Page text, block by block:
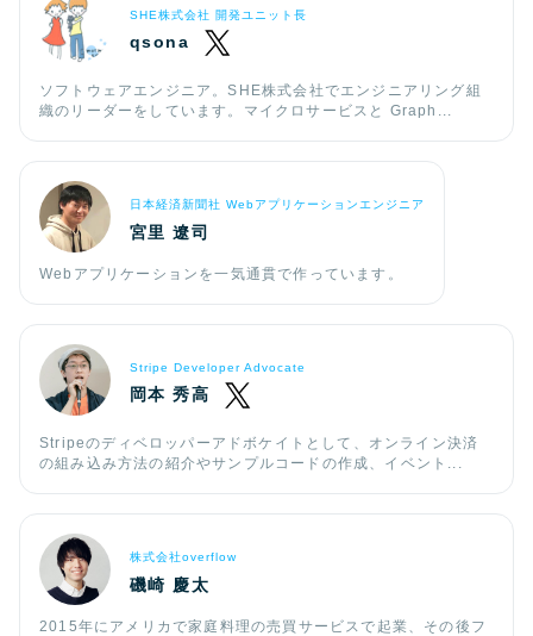
SHE株式会社 開発ユニット長
qsona
ソフトウェアエンジニア。SHE株式会社でエンジニアリング組
織のリーダーをしています。マイクロサービスと Graph...
日本経済新聞社 Webアプリケーションエンジニア
宮里 遼司
Webアプリケーションを一気通貫で作っています。
Stripe Developer Advocate
岡本 秀高
Stripeのディベロッパーアドボケイトとして、オンライン決済
の組み込み方法の紹介やサンプルコードの作成、イベント...
株式会社overflow
磯崎 慶太
2015年にアメリカで家庭料理の売買サービスで起業、その後フ